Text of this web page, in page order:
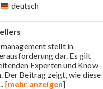
deutsch
stellt in
dar. Es gilt
Experten und Know-
Der Beitrag zeigt, wie diese
[mehr anzeigen]